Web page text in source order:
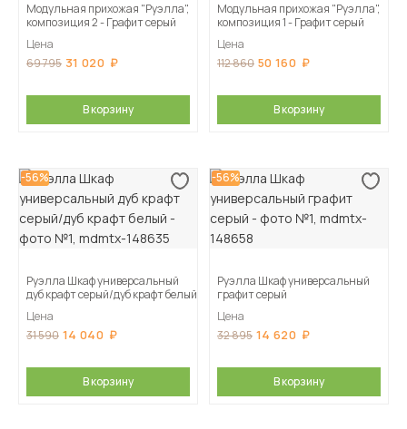
Модульная прихожая "Руэлла",
композиция 2 - Графит серый
Цена
69 795 31 020
В корзину
Модульная прихожая "Руэлла",
композиция 1 - Графит серый
Цена
112 860 50 160
В корзину
-56%
Руэлла Шкаф универсальный
дуб крафт серый/дуб крафт белый
Цена
31 590 14 040
В корзину
-56%
Руэлла Шкаф универсальный
графит серый
Цена
32 895 14 620
В корзину